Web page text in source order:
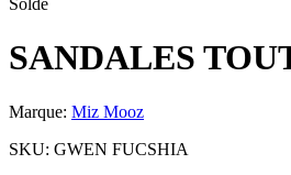
Solde
SANDALES
Marque: Miz Mooz
SKU: GWEN FUCSHIA